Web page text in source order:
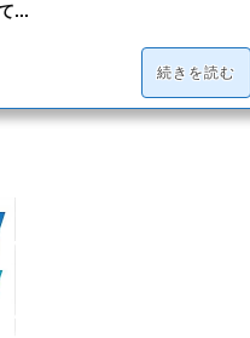
...
続きを読む